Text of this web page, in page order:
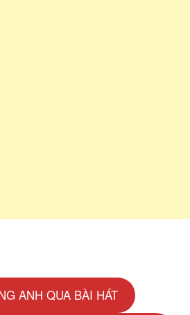
ANH QUA BÀI HÁT